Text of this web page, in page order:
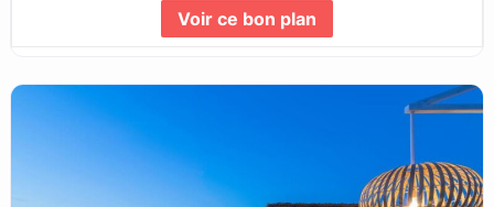
Voir ce bon plan
Lire la suite...